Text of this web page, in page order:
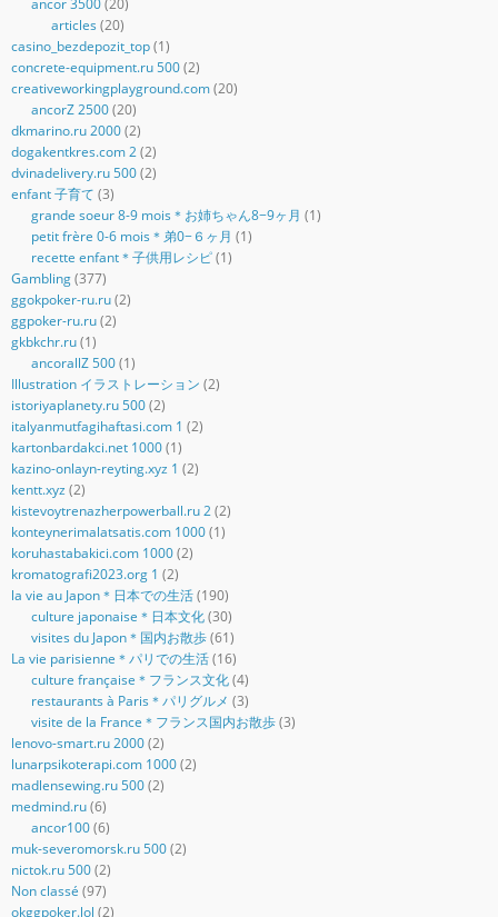
ancor 3500(20)
articles (20)
casino_bezdepozit_top(1)
concrete-equipment.ru 500(2)
creativeworkingplayground.com(20)
ancorZ 2500(20)
dkmarino.ru 2000(2)
dogakentkres.com 2(2)
dvinadelivery.ru 500(2)
enfant 子育て (3)
grande soeur 8-9 mois＊お姉ちゃん8−9ヶ月 (1)
petit frère 0-6 mois＊弟0−６ヶ月 (1)
recette enfant＊子供用レシピ(1)
Gambling(377)
ggokpoker-ru.ru(2)
ggpoker-ru.ru(2)
gkbkchr.ru(1)
ancorallZ 500(1)
Illustration イラストレーション (2)
istoriyaplanety.ru 500(2)
italyanmutfagihaftasi.com 1 (2)
kartonbardakci.net 1000(1)
kazino-onlayn-reyting.xyz 1 (2)
kentt.xyz (2)
kistevoytrenazherpowerball.ru 2(2)
konteynerimalatsatis.com 1000(1)
koruhastabakici.com 1000(2)
kromatografi2023.org 1 (2)
la vie au Japon＊日本での生活(190)
culture japonaise＊日本文化(30)
visites du Japon＊国内お散歩(61)
La vie parisienne＊パリでの生活(16)
culture française＊フランス文化(4)
restaurants à Paris＊パリグルメ (3)
visite de la France＊フランス国内お散歩(3)
lenovo-smart.ru 2000(2)
lunarpsikoterapi.com 1000(2)
madlensewing.ru 500(2)
medmind.ru(6)
ancor100(6)
muk-severomorsk.ru 500(2)
nictok.ru 500(2)
Non classé (97)
okggpoker.lol (2)